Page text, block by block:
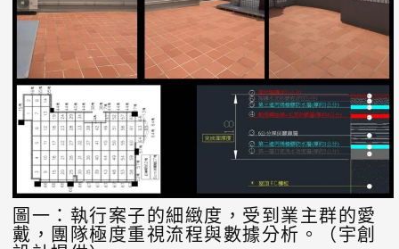
圖一：執行案子的細緻度，受到業主群的愛
戴，團隊極度重視流程與數據分析。（宇創